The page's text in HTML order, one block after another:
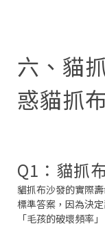
六、貓
惑貓抓
Q1：貓抓
貓抓布沙發的實際
標準答案，因為決
「毛孩的破壞頻率」